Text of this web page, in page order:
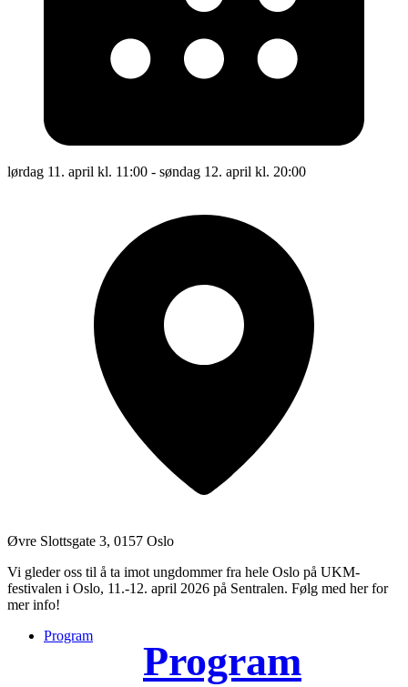
lørdag 11. april kl. 11:00 - søndag 12. april kl. 20:00
Øvre Slottsgate 3, 0157 Oslo
Vi gleder oss til å ta imot ungdommer fra hele Oslo på UKM-
festivalen i Oslo, 11.-12. april 2026 på Sentralen. Følg med her for
mer info!
Program
Program